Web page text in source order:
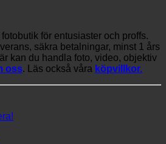
för entusiaster och proffs.
säkra betalningar, minst 1 års
kan du handla foto, video, objektiv
oss. Läs också våra köpvillkor.